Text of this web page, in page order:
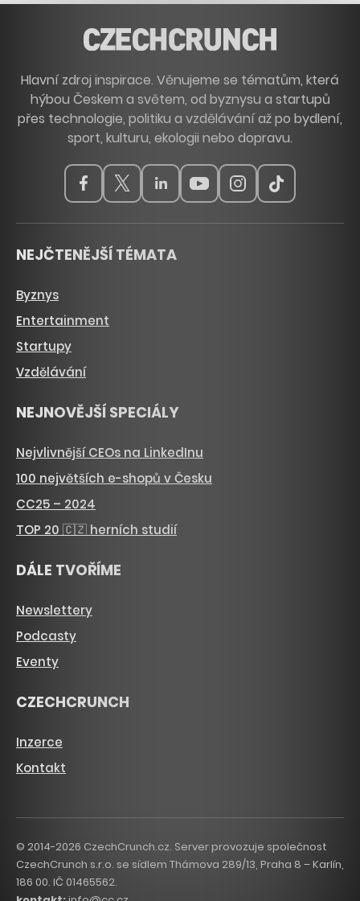
Hlavní zdroj inspirace. Věnujeme se tématům, která
hýbou Českem a světem, od byznysu a startupů
přes technologie, politiku a vzdělávání až po bydlení,
sport, kulturu, ekologii nebo dopravu.
NEJČTENĚJŠÍ TÉMATA
Byznys
Entertainment
Startupy
Vzdělávání
NEJNOVĚJŠÍ SPECIÁLY
Nejvlivnější CEOs na LinkedInu
100 největších e-shopů v Česku
CC25 – 2024
TOP 20 🇨🇿 herních studií
DÁLE TVOŘÍME
Newslettery
Podcasty
Eventy
CZECHCRUNCH
Inzerce
Kontakt
© 2014-2026 CzechCrunch.cz. Server provozuje společnost
CzechCrunch s.r.o. se sídlem Thámova 289/13, Praha 8 – Karlín,
186 00. IČ 01465562.